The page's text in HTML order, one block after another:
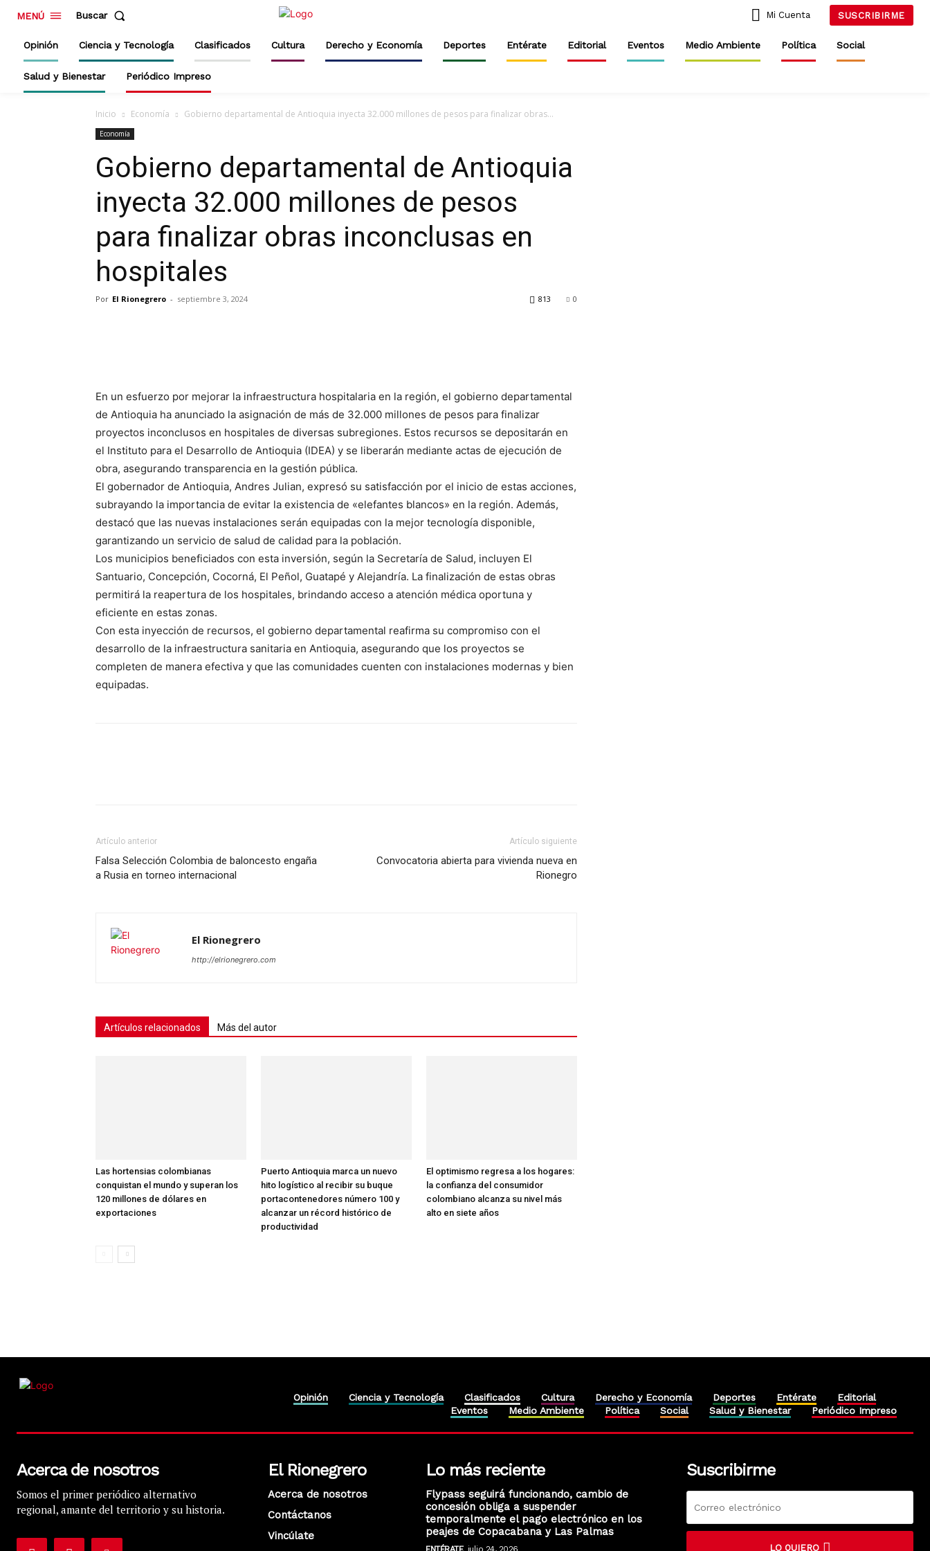
MENÚ Buscar Mi Cuenta SUSCRIBIRME
Opinión Ciencia y Tecnología Clasificados Cultura Derecho y Economía Deportes Entérate Editorial Eventos Medio Ambiente Política Social
Salud y Bienestar Periódico Impreso
Inicio Economía Gobierno departamental de Antioquia inyecta 32.000 millones de pesos para finalizar obras...
Economía
Gobierno departamental de Antioquia
inyecta 32.000 millones de pesos
para finalizar obras inconclusas en
hospitales
Por El Rionegrero - septiembre 3, 2024 0
813
En un esfuerzo por mejorar la infraestructura hospitalaria en la región, el gobierno departamental
de Antioquia ha anunciado la asignación de más de 32.000 millones de pesos para finalizar
proyectos inconclusos en hospitales de diversas subregiones. Estos recursos se depositarán en
el Instituto para el Desarrollo de Antioquia (IDEA) y se liberarán mediante actas de ejecución de
obra, asegurando transparencia en la gestión pública.
El gobernador de Antioquia, Andres Julian, expresó su satisfacción por el inicio de estas acciones,
subrayando la importancia de evitar la existencia de «elefantes blancos» en la región. Además,
destacó que las nuevas instalaciones serán equipadas con la mejor tecnología disponible,
garantizando un servicio de salud de calidad para la población.
Los municipios beneficiados con esta inversión, según la Secretaría de Salud, incluyen El
Santuario, Concepción, Cocorná, El Peñol, Guatapé y Alejandría. La finalización de estas obras
permitirá la reapertura de los hospitales, brindando acceso a atención médica oportuna y
eficiente en estas zonas.
Con esta inyección de recursos, el gobierno departamental reafirma su compromiso con el
desarrollo de la infraestructura sanitaria en Antioquia, asegurando que los proyectos se
completen de manera efectiva y que las comunidades cuenten con instalaciones modernas y bien
equipadas.
Artículo anterior
Falsa Selección Colombia de baloncesto engaña
a Rusia en torneo internacional
Artículo siguiente
Convocatoria abierta para vivienda nueva en
Rionegro
El Rionegrero
http://elrionegrero.com
Artículos relacionados Más del autor
Las hortensias colombianas
conquistan el mundo y superan los
120 millones de dólares en
exportaciones
Puerto Antioquia marca un nuevo
hito logístico al recibir su buque
portacontenedores número 100 y
alcanzar un récord histórico de
productividad
El optimismo regresa a los hogares:
la confianza del consumidor
colombiano alcanza su nivel más
alto en siete años
Opinión Ciencia y Tecnología Clasificados Cultura Derecho y Economía Deportes Entérate
Editorial
Eventos
Medio Ambiente Política Social Salud y Bienestar Periódico Impreso
Acerca de nosotros
Somos el primer periódico alternativo
regional, amante del territorio y su historia.
El Rionegrero
Acerca de nosotros
Contáctanos
Vincúlate
Lo más reciente
Flypass seguirá funcionando, cambio de
concesión obliga a suspender
temporalmente el pago electrónico en los
peajes de Copacabana y Las Palmas
ENTÉRATE julio 24, 2026
Suscribirme
LO QUIERO